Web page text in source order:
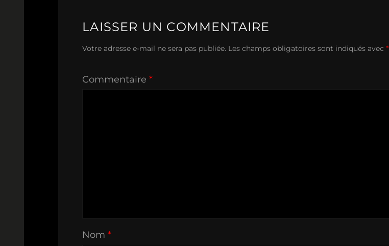
LAISSER UN COMMENTAIRE
Votre adresse e-mail ne sera pas publiée. Les champs obligatoires sont indiqués avec*
Commentaire*
Nom*